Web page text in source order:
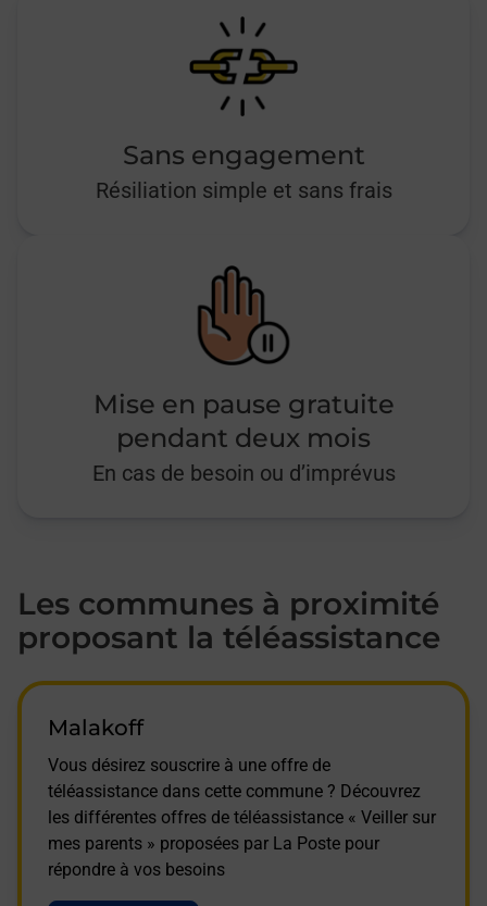
Sans engagement
Résiliation simple et sans frais
Mise en pause gratuite
pendant deux mois
En cas de besoin ou d’imprévus
Les communes à proximité
proposant la téléassistance
Malakoff
Vous désirez souscrire à une offre de
téléassistance dans cette commune ? Découvrez
les différentes offres de téléassistance « Veiller sur
mes parents » proposées par La Poste pour
répondre à vos besoins